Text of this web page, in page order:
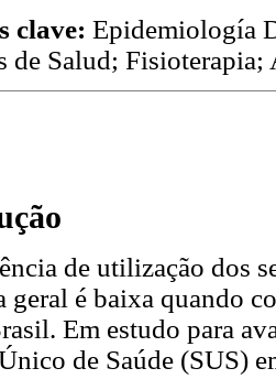
clave: Epidemiología
de Salud;
de utilização dos
geral é baixa quando
Em estudo para
de Saúde (SUS)